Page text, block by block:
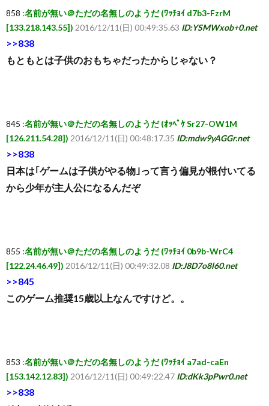
858 :名前が無い＠ただの名無しのようだ (ﾜｯﾁｮｲ d7b3-FzrM
[133.218.143.55]) 2016/12/11(日) 00:49:35.63 ID:YSMWxob+0.net
>>838
もともとは子供のおもちゃだったからじゃない？
845 :名前が無い＠ただの名無しのようだ (ｵｯﾍﾟｹ Sr27-OW1M
[126.211.54.28]) 2016/12/11(日) 00:48:17.35 ID:mdw9yAGGr.net
>>838
日本は｢ゲームは子供がやる物｣って言う偏見が根付いてる
から少年が主人公になるんだぞ
855 :名前が無い＠ただの名無しのようだ (ﾜｯﾁｮｲ 0b9b-WrC4
[122.24.46.49]) 2016/12/11(日) 00:49:32.08 ID:J8D7o8l60.net
>>845
このゲーム推奨15歳以上なんですけど。。
853 :名前が無い＠ただの名無しのようだ (ﾜｯﾁｮｲ a7ad-caEn
[153.142.12.83]) 2016/12/11(日) 00:49:22.47 ID:dKk3pPwr0.net
>>838